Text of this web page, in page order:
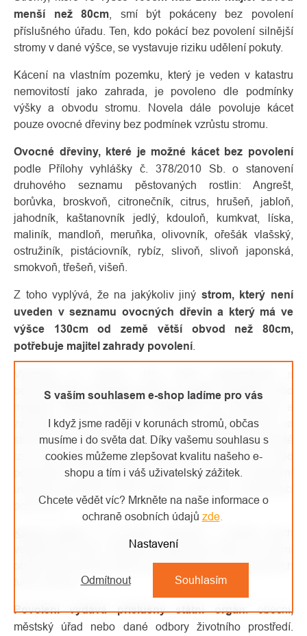
S vaším souhlasem e-shop ladíme pro vás
I když jsme raději v korunách stromů, občas
musíme i do světa dat. Díky vašemu souhlasu s
cookies můžeme zlepšovat kvalitu našeho e-
shopu a tím i váš uživatelský zážitek.
Chcete vědět víc? Mrkněte na naše informace o
ochraně osobních údajů zde.
Nastavení
Odmítnout Souhlasím
menší než 80cm , smí být pokáceny bez povolení
příslušného úřadu. Ten, kdo pokácí bez povolení silnější
stromy v dané výšce, se vystavuje riziku udělení pokuty.
Kácení na vlastním pozemku, který je veden v katastru
nemovitostí jako zahrada, je povoleno dle podmínky
výšky a obvodu stromu. Novela dále povoluje kácet
pouze ovocné dřeviny bez podmínek vzrůstu stromu.
Ovocné dřeviny, které je možné kácet bez povolení
podle Přílohy vyhlášky č. 378/2010 Sb. o stanovení
druhového seznamu pěstovaných rostlin: Angrešt,
borůvka, broskvoň, citronečník, citrus, hrušeň, jabloň,
jahodník, kaštanovník jedlý, kdouloň, kumkvat, líska,
maliník, mandloň, meruňka, olivovník, ořešák vlašský,
ostružiník, pistáciovník, rybíz, slivoň, slivoň japonská,
smokvoň, třešeň, višeň.
Z toho vyplývá, že na jakýkoliv jiný strom, který není
uveden v seznamu ovocných dřevin a který má ve
výšce 130cm od země větší obvod než 80cm,
potřebuje majitel zahrady povolení
bezprostředněohrožuje životy a zdraví obyvatel
zavěšený v druhé koruně stromu, zjištěný defekt na
stromě může bezprostředně selhat). V takovém případě
lze strom pokácet ihned, ovšem je nutné strom před
pokácením zdokumentovat a do 15 dnů od pokácení
povinnost.
vegetačního klidu. Obdobím vegetačního klidu se rozumí
období přirozeného útlumu fyziologických a ekologických
funkcí dřeviny.
Povolení vydává příslušný státní orgán: obecní,
městský úřad nebo dané odbory životního prostředí.